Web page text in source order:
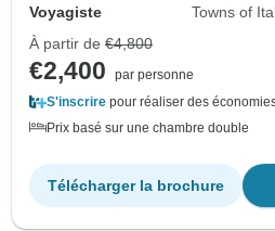
Voyagiste
Towns of
À partir de €4,800
€2,400
par personne
S'inscrire pour réaliser des
Prix basé sur une chambre double
Télécharger la brochure